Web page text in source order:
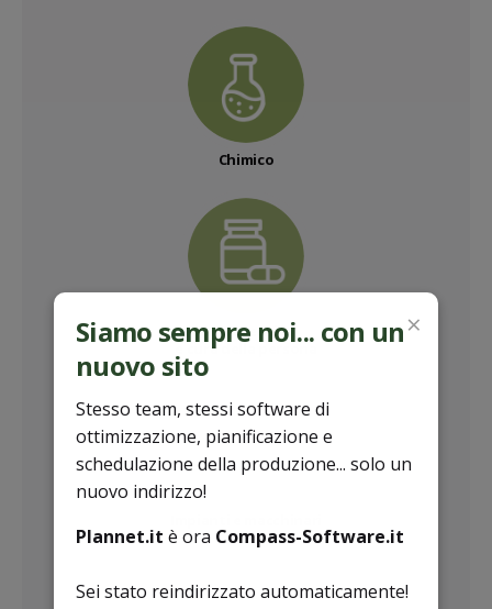
Chimico
Farmaceutico
e cura della persona
×
Siamo sempre noi... con un
nuovo sito
Stesso team, stessi software di
ottimizzazione, pianificazione e
schedulazione della produzione... solo un
nuovo indirizzo!
Plannet.it è ora Compass-Software.it
Sei stato reindirizzato automaticamente!